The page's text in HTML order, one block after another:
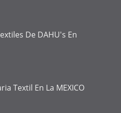
De DAHU's En
Textil En La MEXICO